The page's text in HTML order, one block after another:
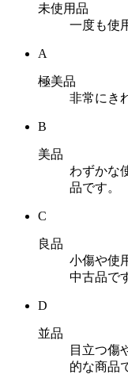
未使用品
一度も使
A
極美品
非常にき
B
美品
わずかな
品です。
C
良品
小傷や使
中古品で
D
並品
目立つ傷
的な商品